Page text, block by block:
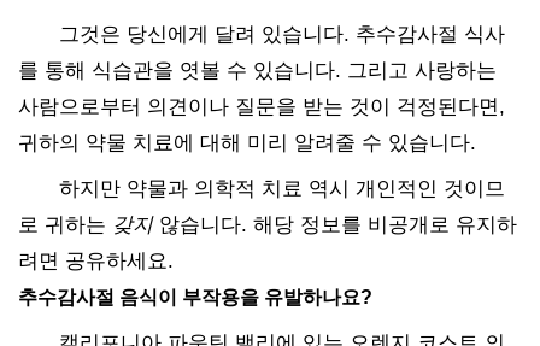
그것은 당신에게 달려 있습니다. 추수감사절 식사
를 통해 식습관을 엿볼 수 있습니다. 그리고 사랑하는
사람으로부터 의견이나 질문을 받는 것이 걱정된다면,
귀하의 약물 치료에 대해 미리 알려줄 수 있습니다.
하지만 약물과 의학적 치료 역시 개인적인 것이므
로 귀하는 갖지않습니다. 해당 정보를 비공개로 유지하
려면 공유하세요.
추수감사절 음식이 부작용을 유발하나요?